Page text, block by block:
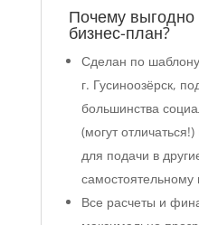
Почему выгодно
бизнес-план?
Сделан по
г. Гусиноозёрск,
большинства
(могут
для подачи в
Все расчеты и